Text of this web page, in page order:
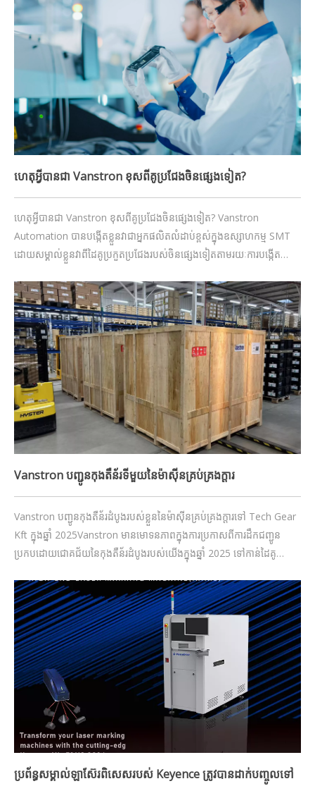
2025, i
ហេតុអ្វីបានជា Vanstron ខុសពីគូប្រជែងចិនផ្សេងទៀត?
ហេតុអ្វីបានជា Vanstron ខុសពីគូប្រជែងចិនផ្សេងទៀត? Vanstron
Automation បាន​បង្កើត​ខ្លួន​វា​ជា​អ្នក​ផលិត​លំដាប់​ខ្ពស់​ក្នុង​ឧស្សាហកម្ម SMT
ដោយ​សម្គាល់​ខ្លួន​វា​ពី​ដៃគូ​ប្រកួតប្រជែង​របស់​ចិន​ផ្សេង​ទៀត​តាម​រយៈ​ការ​បង្កើត​
Vanstron បញ្ជូន​កុងតឺន័រ​ទីមួយ​នៃ​ម៉ាស៊ីន​គ្រប់គ្រង​ក្តារ​
Vanstron បញ្ជូនកុងតឺន័រដំបូងរបស់ខ្លួននៃម៉ាស៊ីនគ្រប់គ្រងក្តារទៅ Tech Gear
Kft ក្នុងឆ្នាំ 2025Vanstron មានមោទនភាពក្នុងការប្រកាសពីការដឹកជញ្ជូន
ប្រកបដោយជោគជ័យនៃកុងតឺន័រដំបូងរបស់យើងក្នុងឆ្នាំ 2025 ទៅកាន់ដៃគូ
បញ្ចាំងពីការប្តេជ្ញាចិត្តរបស់យើងក្នុងការជំរុញស្វ័យប្រវត្តិកម្មនៅក្នុងអេឡិចត្រុង។
ប្រព័ន្ធសម្គាល់ឡាស៊ែរពិសេសរបស់ Keyence ត្រូវបានដាក់បញ្ចូលទៅ